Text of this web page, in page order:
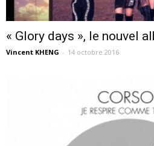
« Glory days », le nouvel
Vincent KHENG - 14 octobre 2016